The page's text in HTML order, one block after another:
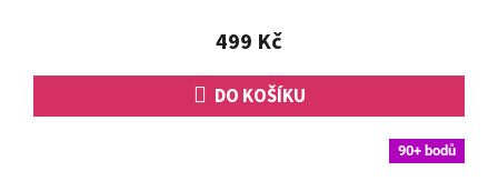
5
hvězdiček.
499 Kč
DO KOŠÍKU
90+ bodů